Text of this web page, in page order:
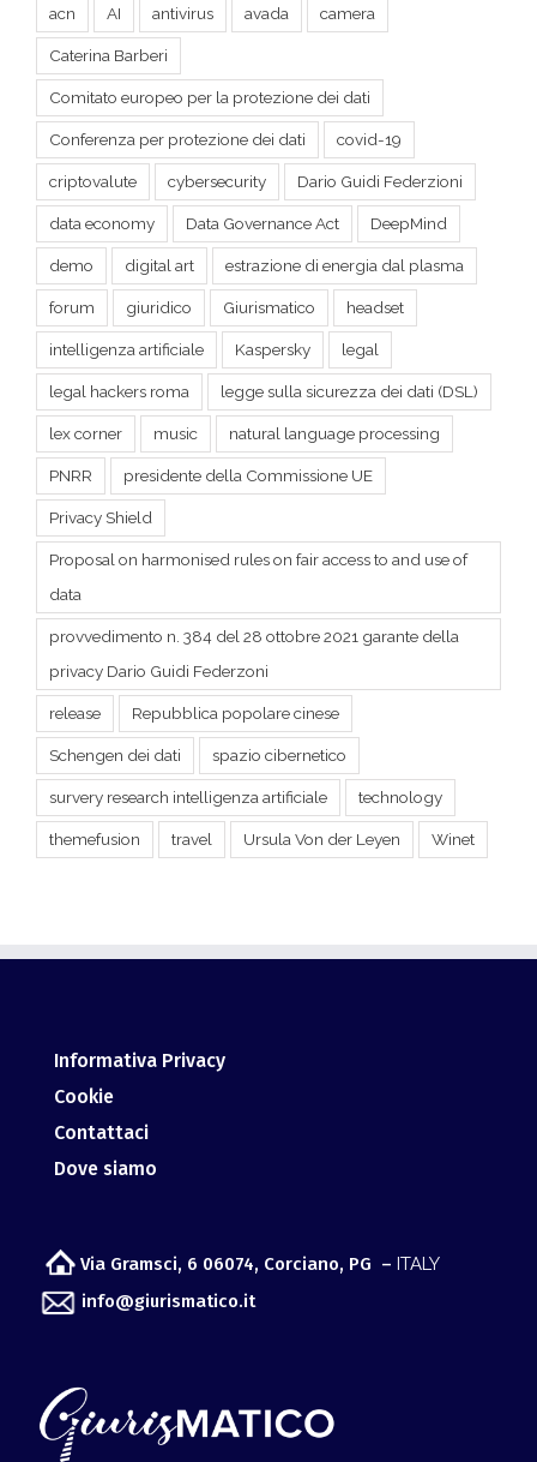
Conferenza per protezione dei dati
criptovalute cybersecurity Dario Guidi Federzioni
data economy Data Governance Act DeepMind
demo digital art estrazione di energia dal plasma
forum giuridico Giurismatico headset
intelligenza artificiale Kaspersky legal
legal hackers roma legge sulla sicurezza dei dati (DSL)
lex corner music natural language processing
PNRR presidente della Commissione UE
Privacy Shield
Proposal on harmonised rules on fair access to and use of
data
provvedimento n. 384 del 28 ottobre 2021 garante della
privacy Dario Guidi Federzoni
release Repubblica popolare cinese
survery research intelligenza artificiale
themefusion travel Ursula Von der Leyen
Informativa Privacy
Dove siamo
Via Gramsci, 6 06074, Corciano, PG –
Osservatorio per lo sviluppo Meta Giuridico